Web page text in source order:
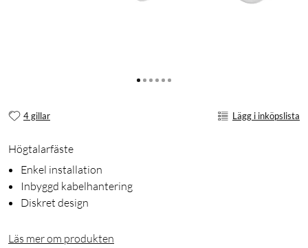
4 gillar Lägg i inköpslista
Högtalarfäste
Enkel installation
Inbyggd kabelhantering
Diskret design
Läs mer om produkten